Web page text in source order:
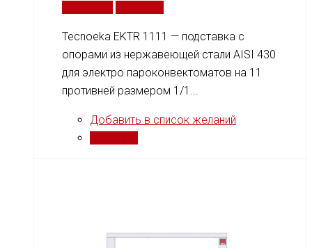
Tecnoeka EKTR 1111 — подставка с
опорами из нержавеющей стали AISI 430
для электро пароконвектоматов на 11
противней размером 1/1...
Добавить в список желаний